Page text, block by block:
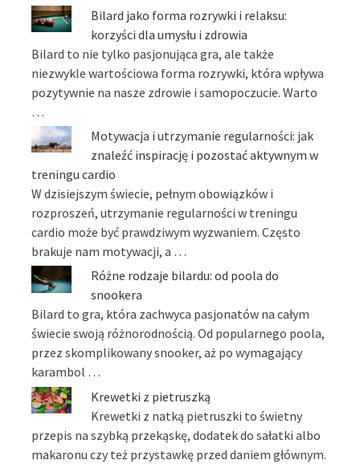
Bilard jako forma rozrywki i relaksu:
korzyści dla umysłu i zdrowia
Bilard to nie tylko pasjonująca gra, ale także
niezwykle wartościowa forma rozrywki, która wpływa
pozytywnie na nasze zdrowie i samopoczucie. Warto
…
Motywacja i utrzymanie regularności: jak
znaleźć inspirację i pozostać aktywnym w
treningu cardio
W dzisiejszym świecie, pełnym obowiązków i
rozproszeń, utrzymanie regularności w treningu
cardio może być prawdziwym wyzwaniem. Często
brakuje nam motywacji, a …
Różne rodzaje bilardu: od poola do
snookera
Bilard to gra, która zachwyca pasjonatów na całym
świecie swoją różnorodnością. Od popularnego poola,
przez skomplikowany snooker, aż po wymagający
karambol …
Krewetki z pietruszką
Krewetki z natką pietruszki to świetny
przepis na szybką przekąskę, dodatek do sałatki albo
makaronu czy też przystawkę przed daniem głównym.